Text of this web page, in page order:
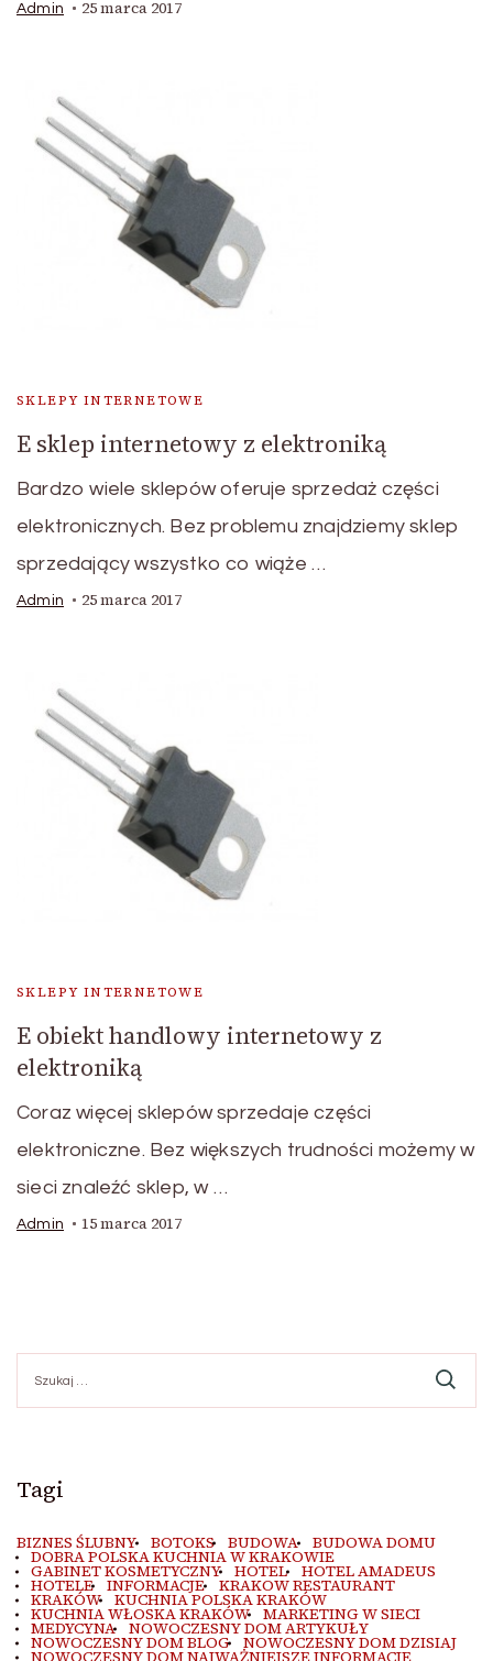
Admin 25 marca 2017
SKLEPY INTERNETOWE
E sklep internetowy z elektroniką
Bardzo wiele sklepów oferuje sprzedaż części
elektronicznych. Bez problemu znajdziemy sklep
sprzedający wszystko co wiąże …
Admin 25 marca 2017
SKLEPY INTERNETOWE
E obiekt handlowy internetowy z
elektroniką
Coraz więcej sklepów sprzedaje części
elektroniczne. Bez większych trudności możemy w
sieci znaleźć sklep, w …
Admin 15 marca 2017
Tagi
BIZNES ŚLUBNY BOTOKS BUDOWA BUDOWA DOMU
DOBRA POLSKA KUCHNIA W KRAKOWIE
GABINET KOSMETYCZNY HOTEL HOTEL AMADEUS
HOTELE INFORMACJE KRAKOW RESTAURANT
KRAKÓW KUCHNIA POLSKA KRAKÓW
KUCHNIA WŁOSKA KRAKÓW MARKETING W SIECI
MEDYCYNA NOWOCZESNY DOM ARTYKUŁY
NOWOCZESNY DOM BLOG NOWOCZESNY DOM DZISIAJ